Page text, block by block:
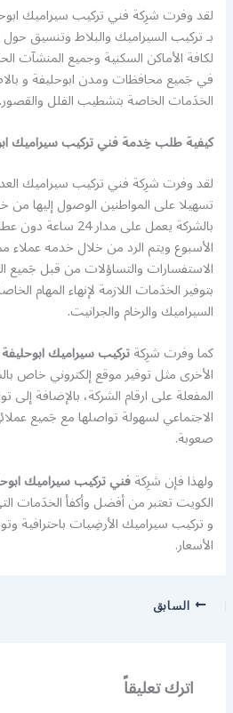
لقد وفرت شرِكة فني تركيب سيراميك
بـ تركيب السيراميك والبلاط وتنسيق
لكافة الأماكن السكنية وجميع المنشآت
في جَميع محافظات ومدن ابوحليفة و
الخدَمات الخاصة بتشطيب الفلل والقصور.
كيفية طلب خِدمة فني تركيب سيراميك
لقد وفرت شرِكة فني تركيب سيراميك
تسهيلا على المواطنين الوصول إليها
بالشركة يعمل على
الأسبوع ويتم الرد من خلال خدمه عملاء
الاستفسارات والتساؤلات من قبل جَميع
بتوفير الخدَمات اللازمة لإنهاء المهام
السيراميك والرخام والجرانيت.
كما وفرت شرِكةتركيب سيراميك ابوحليفة
الأخرى مثل توفير موقع إلكتروني خاص
المفعلة على ارقام الشركة، بالإضافة إلى
الاجتماعي لسهولة تواصلها مع جَميع
صعوبة.
ولهذا فإن شرِكةفني تركيب سيراميك
الكويت تعتبر من أفضل وأكفأ الخدَمات
و تركيب سيراميك الأرضِيات باحترافية
الأسعار.
السابق
اترك تعليقاً